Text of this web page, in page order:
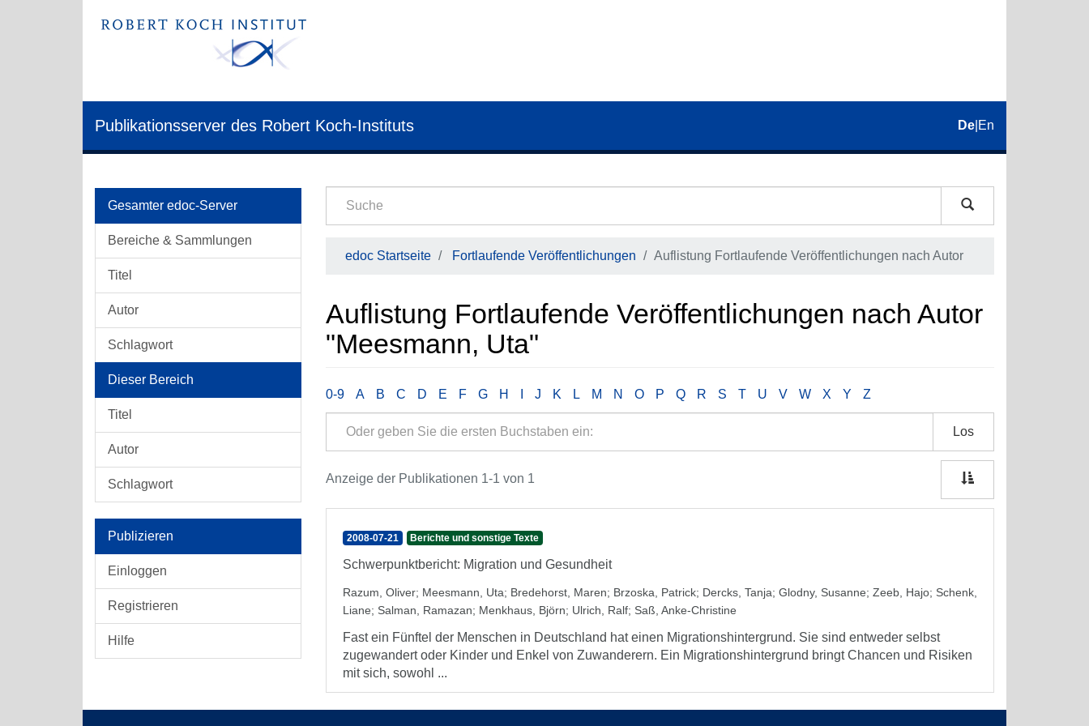
Publikationsserver des Robert Koch-Instituts De En
Gesamter edoc-Server
Bereiche & Sammlungen
Titel
Autor
Schlagwort
Dieser Bereich
Titel
Autor
Schlagwort
Publizieren
Einloggen
Registrieren
Hilfe
edoc Startseite Fortlaufende Veröffentlichungen Auflistung Fortlaufende Veröffentlichungen nach Autor
Auflistung Fortlaufende Veröffentlichungen nach Autor
"Meesmann, Uta"
0-9 A B C D E F G H J K L M N O P Q R S T U V W X Y Z
Los
Anzeige der Publikationen 1-1 von 1
2008-07-21 Berichte und sonstige Texte
Schwerpunktbericht: Migration und Gesundheit
Razum, Oliver; Meesmann, Uta; Bredehorst, Maren; Brzoska, Patrick; Dercks, Tanja; Glodny, Susanne; Zeeb, Hajo; Schenk,
Liane; Salman, Ramazan; Menkhaus, Björn; Ulrich, Ralf; Saß, Anke-Christine
Fast ein Fünftel der Menschen in Deutschland hat einen Migrationshintergrund. Sie sind entweder selbst
zugewandert oder Kinder und Enkel von Zuwanderern. Ein Migrationshintergrund bringt Chancen und Risiken
mit sich, sowohl ...